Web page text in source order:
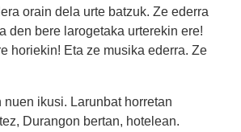
orain dela urte batzuk. Ze ederra
den bere larogetaka urterekin ere!
horiekin! Eta ze musika ederra. Ze
ikusi. Larunbat horretan
Durangon bertan, hotelean.